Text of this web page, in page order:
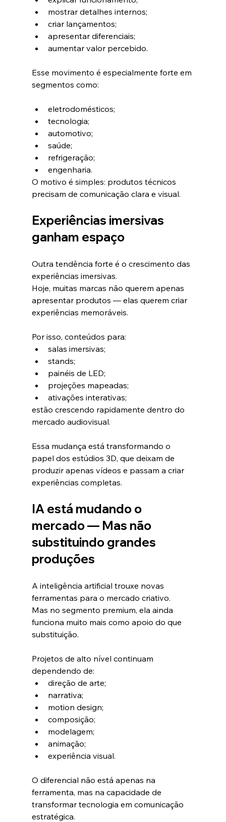
mostrar detalhes internos;
criar lançamentos;
apresentar diferenciais;
aumentar valor percebido.
Esse movimento é especialmente forte em
segmentos como:
eletrodomésticos;
tecnologia;
automotivo;
saúde;
refrigeração;
engenharia.
O motivo é simples: produtos técnicos
precisam de comunicação clara e visual.
Experiências imersivas
ganham espaço
Outra tendência forte é o crescimento das
experiências imersivas.
Hoje, muitas marcas não querem apenas
apresentar produtos — elas querem criar
experiências memoráveis.
Por isso, conteúdos para:
salas imersivas;
stands;
painéis de LED;
projeções mapeadas;
ativações interativas;
estão crescendo rapidamente dentro do
mercado audiovisual.
Essa mudança está transformando o
papel dos estúdios 3D, que deixam de
produzir apenas vídeos e passam a criar
experiências completas.
IA está mudando o
mercado — Mas não
substituindo grandes
produções
A inteligência artificial trouxe novas
ferramentas para o mercado criativo.
Mas no segmento premium, ela ainda
funciona muito mais como apoio do que
substituição.
Projetos de alto nível continuam
dependendo de:
direção de arte;
narrativa;
motion design;
composição;
modelagem;
animação;
experiência visual.
O diferencial não está apenas na
ferramenta, mas na capacidade de
transformar tecnologia em comunicação
estratégica.